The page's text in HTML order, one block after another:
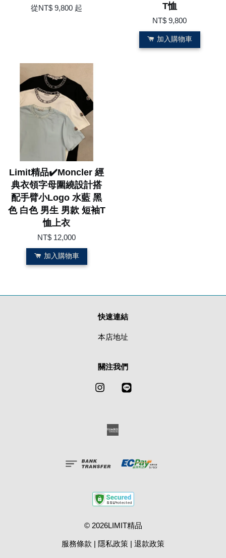
從NT$ 9,800 起
T恤
NT$ 9,800
加入購物車
Limit精品✔️Moncler 經
典衣領字母圍繞設計搭
配手臂小Logo 水藍 黑
色 白色 男生 男款 短袖T
恤上衣
NT$ 12,000
加入購物車
快速連結
本店地址
關注我們
Instagram
© 2026LIMIT精品
服務條款 | 隱私政策 | 退款政策